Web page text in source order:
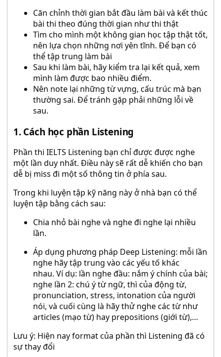
Căn chỉnh thời gian bắt đầu làm bài và kết thúc
bài thi theo đúng thời gian như thi thật
Tìm cho mình một không gian học tập thật tốt,
nên lựa chọn những nơi yên tĩnh. Để bạn có
thể tập trung làm bài
Sau khi làm bài, hãy kiểm tra lại kết quả, xem
mình làm được bao nhiều điểm.
Nên note lại những từ vựng, cấu trúc mà bạn
thường sai. Để tránh gặp phải những lỗi về
sau.
1. Cách học phần Listening
Phần thi IELTS Listening bạn chỉ được được nghe
một lần duy nhất. Điều này sẽ rất dễ khiến cho bạn
dễ bị miss đi một số thông tin ở phía sau.
Trong khi luyện tập kỹ năng này ở nhà bạn có thể
luyện tập bằng cách sau:
Chia nhỏ bài nghe và nghe đi nghe lại nhiều
lần.
Áp dụng phương pháp Deep Listening: mỗi lần
nghe hãy tập trung vào các yếu tố khác
nhau. Ví dụ: lần nghe đầu: nắm ý chính của bài;
nghe lần 2: chú ý từ ngữ, thì của động từ,
pronunciation, stress, intonation của người
nói, và cuối cùng là hãy thử nghe các từ như
articles (mạo từ) hay prepositions (giới từ),…
Lưu ý: Hiện nay format của phần thì Listening đã có
sự thay đổi